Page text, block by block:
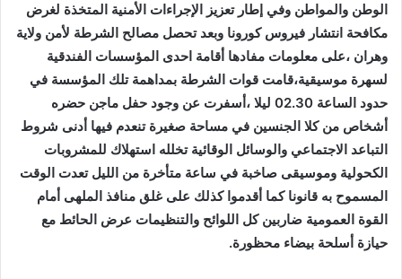
الوطن والمواطن وفي إطار تعزيز الإجراءات الأمنية المتخذة لغرض
مكافحة انتشار فيروس كورونا وبعد تحصل مصالح الشرطة لأمن ولاية
وهران ،على معلومات مفادها أقامة احدی المؤسسات الفندقية
لسهرة موسيقية،قامت قوات الشرطة بمداهمة تلك المؤسسة في
حدود الساعة 02.30 ليلا ،أسفرت عن وجود حفل ماجن حضره
أشخاص من كلا الجنسين في مساحة صغيرة تنعدم فيها أدنى شروط
التباعد الاجتماعي والوسائل الوقائية تخلله استهلاك للمشروبات
الكحولية وموسيقى صاخبة في ساعة متأخرة من الليل تعدت الوقت
المسموح به قانونا كما أقدموا كذلك على غلق منافذ الملهى أمام
القوة العمومية ضاربين كل اللوائح والتنظيمات عرض الحائط مع
حيازة أسلحة بيضاء محظورة.